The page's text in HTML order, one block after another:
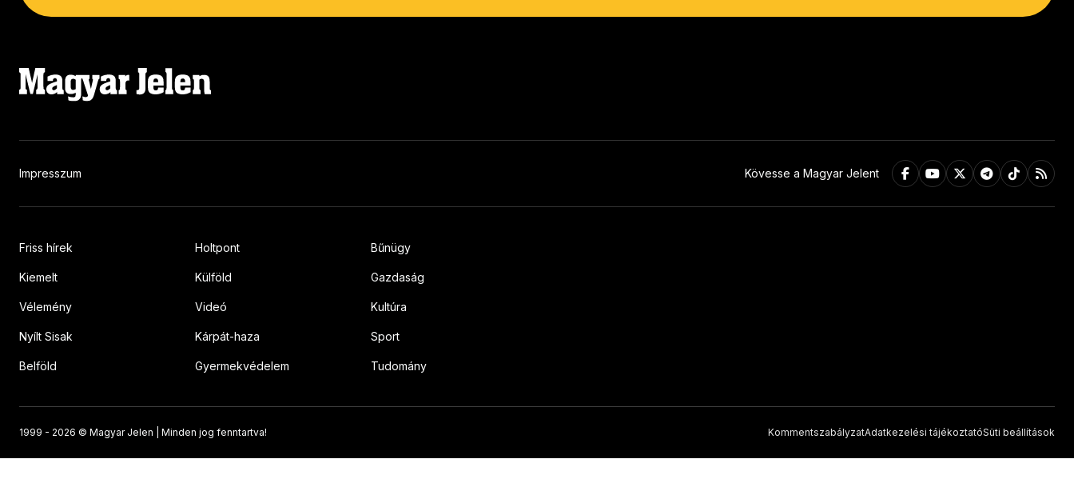
Impresszum Kövesse a Magyar Jelent
Friss hírek
Kiemelt
Vélemény
Nyílt Sisak
Belföld
Holtpont
Külföld
Videó
Kárpát-haza
Gyermekvédelem
Bűnügy
Gazdaság
Kultúra
Sport
Tudomány
1999 - 2026 © Magyar Jelen | Minden jog fenntartva! KommentszabályzatAdatkezelési tájékoztatóSüti beállítások